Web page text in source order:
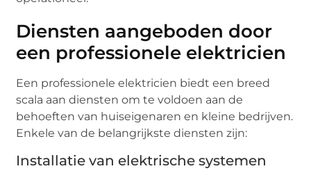
Diensten aangeboden door
een professionele elektricien
Een professionele elektricien biedt een breed
scala aan diensten om te voldoen aan de
behoeften van huiseigenaren en kleine bedrijven.
Enkele van de belangrijkste diensten zijn:
Installatie van elektrische systemen